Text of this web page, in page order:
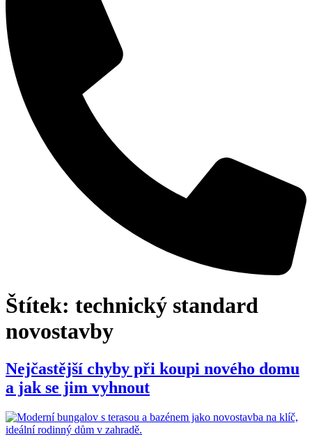
Štítek: technický standard
novostavby
Nejčastější chyby při koupi nového domu
a jak se jim vyhnout